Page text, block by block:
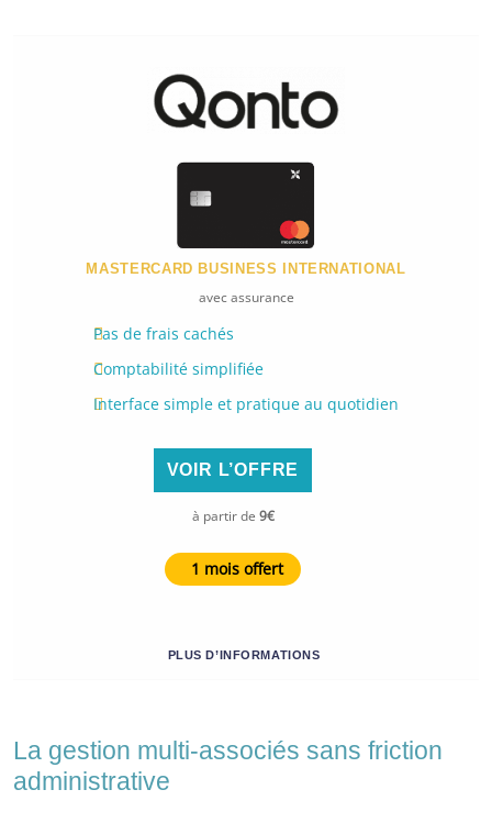
MASTERCARD BUSINESS INTERNATIONAL
avec assurance
Pas de frais cachés
Comptabilité simplifiée
Interface simple et pratique au quotidien
VOIR L’OFFRE
à partir de 9€
1 mois offert
PLUS D’INFORMATIONS
La gestion multi-associés sans friction
administrative